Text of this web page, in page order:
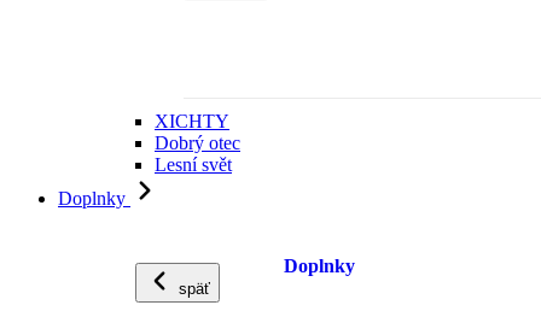
XICHTY
Dobrý otec
Lesní svět
Doplnky
späť
Doplnky